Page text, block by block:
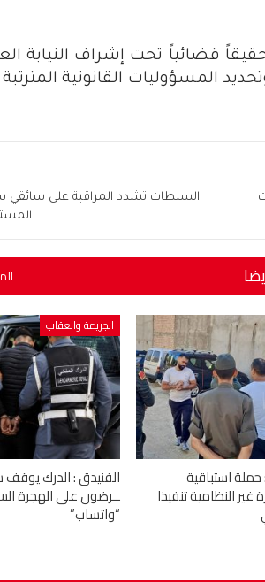
قضائياً تحت إشراف النيابة
المسؤوليات القانونية المترتبة
السلطات تشدد المراقبة على سائقي
استباقية
النظامية تنفيذا
الجريمة والعقاب
الفنيدق : الدرك
ــرضون على الهجرة
“واتساب”